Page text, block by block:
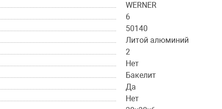
WERNER
6
50140
Литой алюминий
2
Нет
Бакелит
Да
Нет